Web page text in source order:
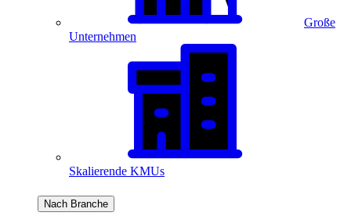
Große
Unternehmen
Skalierende KMUs
Nach Branche